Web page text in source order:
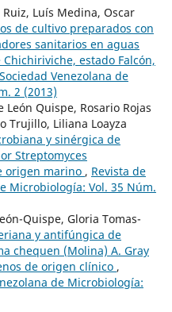
Ruiz, Luís Medina, Oscar
de cultivo preparados con
sanitarios en aguas
estado Falcón,
Venezolana de
2 (2013)
León Quispe, Rosario Rojas
Trujillo, Liliana Loayza
y sinérgica de
Streptomyces
origen marino , Revista de
Microbiología: Vol. 35 Núm.
Quispe, Gloria Tomas-
y antifúngica de
chequen (Molina) A. Gray
de origen clínico ,
de Microbiología: